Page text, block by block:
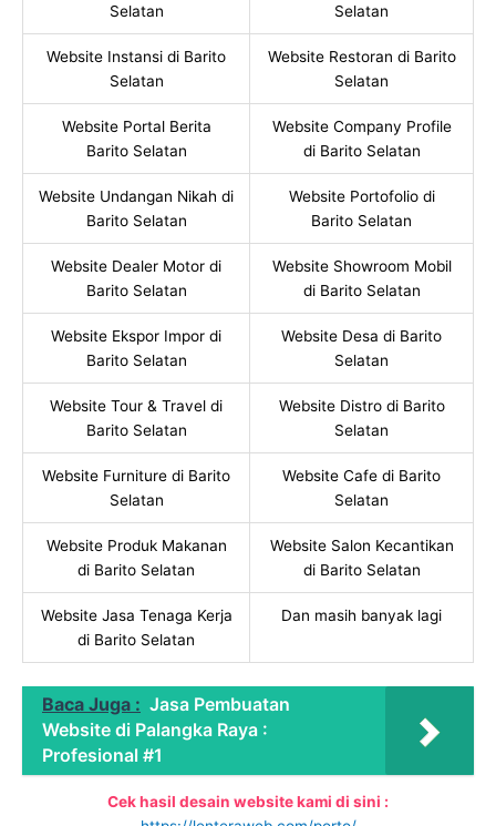
Selatan
Selatan
Website Instansi di Barito
Selatan
Website Restoran di Barito
Selatan
Website Portal Berita
Barito Selatan
Website Company Profile
di Barito Selatan
Website Undangan Nikah di
Barito Selatan
Website Portofolio di
Barito Selatan
Website Dealer Motor di
Barito Selatan
Website Showroom Mobil
di Barito Selatan
Website Ekspor Impor di
Barito Selatan
Website Desa di Barito
Selatan
Website Tour & Travel di
Barito Selatan
Website Distro di Barito
Selatan
Website Furniture di Barito
Selatan
Website Cafe di Barito
Selatan
Website Produk Makanan
di Barito Selatan
Website Salon Kecantikan
di Barito Selatan
Website Jasa Tenaga Kerja
di Barito Selatan
Dan masih banyak lagi
Baca Juga : Jasa Pembuatan
Website di Palangka Raya :
Profesional #1
Cek hasil desain website kami di sini :